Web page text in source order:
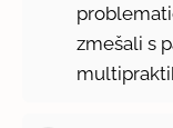
zmešali s